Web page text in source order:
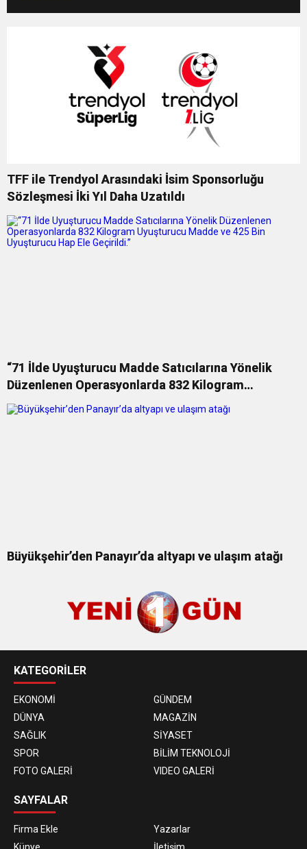
TFF ile Trendyol Arasındaki İsim Sponsorluğu
Sözleşmesi İki Yıl Daha Uzatıldı
“71 İlde Uyuşturucu Madde Satıcılarına Yönelik
Düzenlenen Operasyonlarda 832 Kilogram
Uyuşturucu Madde ve 425 Bin Uyuşturucu Hap Ele
Geçirildi.”
Büyükşehir’den Panayır’da altyapı ve ulaşım atağı
KATEGORİLER
EKONOMİ
GÜNDEM
DÜNYA
MAGAZİN
SAĞLIK
SİYASET
SPOR
BİLİM TEKNOLOJİ
FOTO GALERİ
VIDEO GALERİ
SAYFALAR
Firma Ekle
Yazarlar